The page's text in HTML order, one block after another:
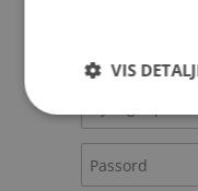
VIS